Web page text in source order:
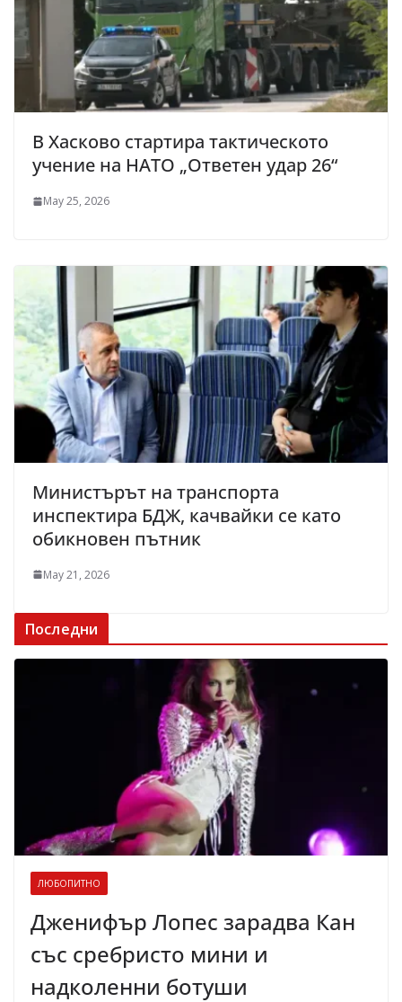
В Хасково стартира тактическото
учение на НАТО „Ответен удар 26“
May 25, 2026
Министърът на транспорта
инспектира БДЖ, качвайки се като
обикновен пътник
May 21, 2026
Последни
ЛЮБОПИТНО
Дженифър Лопес зарадва Кан
със сребристо мини и
надколенни ботуши